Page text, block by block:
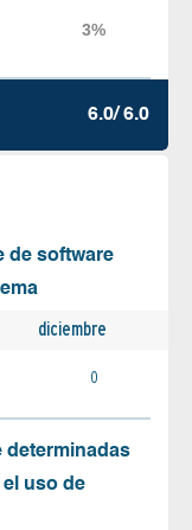
6.0/ 6.0
de software
diciembre
0
determinadas
uso de